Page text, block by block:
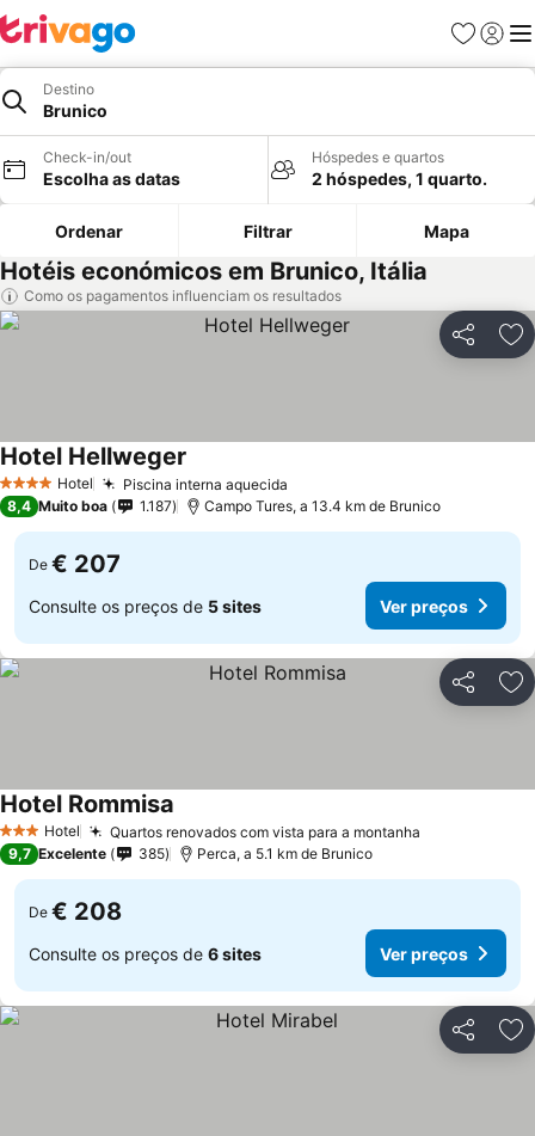
Favoritos
Iniciar
Destino
Brunico
Check-in/out
Escolha as datas
Hóspedes e quartos
2 hóspedes, 1 quarto.
Ordenar Filtrar Mapa
Hotéis económicos em Brunico, Itália
Como os pagamentos influenciam os resultados
Partilhar
4 EstrelasHotel Piscina interna aquecida
Hotel Hellweger
8,4 Muito boa 1.187 Campo Tures, a 13.4 km de Brunico
De € 207
Consulte os preços de 5 sites Ver preços
Partilhar
3 EstrelasHotel Quartos renovados com vista para a montanha
Hotel Rommisa
9,7 Excelente 385 Perca, a 5.1 km de Brunico
De € 208
Consulte os preços de 6 sites Ver preços
Partilhar